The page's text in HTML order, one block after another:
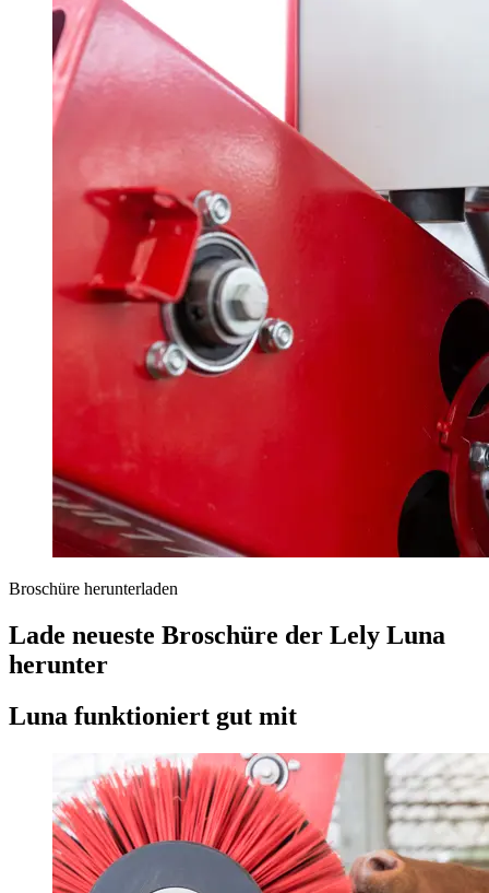
Broschüre herunterladen
Lade neueste Broschüre der Lely Luna
herunter
Luna funktioniert gut mit